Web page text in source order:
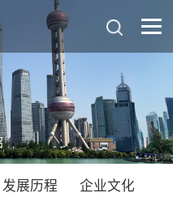
发展历程 企业文化